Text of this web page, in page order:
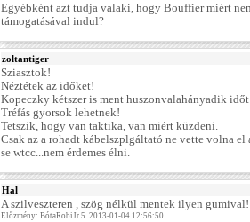
Egyébként azt tudja valaki, hogy Bouffier miért
támogatásával indul?
zoltantiger
Sziasztok!
Néztétek az időket!
Kopeczky kétszer is ment huszonvalahányadik
Tréfás gyorsok lehetnek!
Tetszik, hogy van taktika, van miért küzdeni.
Csak az a rohadt kábelszplgáltató ne vette volna el
se wtcc...nem érdemes élni.
Hal
A szilveszteren , szög nélkül mentek ilyen gumival!
Előzmény: BótaRobiJr 5. 2013-01-04 12:56:50